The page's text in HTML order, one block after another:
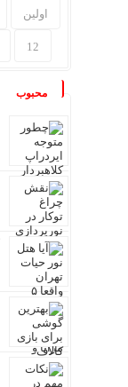
اولین
12
محبوب